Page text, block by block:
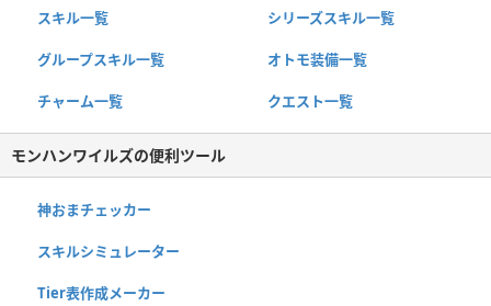
スキル一覧 シリーズスキル一覧
グループスキル一覧 オトモ装備一覧
チャーム一覧 クエスト一覧
モンハンワイルズの便利ツール
神おまチェッカー
スキルシミュレーター
Tier表作成メーカー